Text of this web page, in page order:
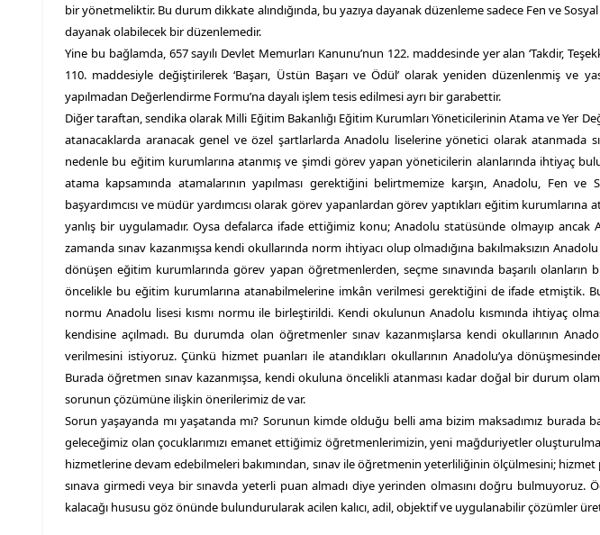
bir yönetmeliktir. Bu durum dikkate alındığında, bu yazıya dayanak düzenleme sadece Fen ve
dayanak olabilecek bir düzenlemedir.
Yine bu bağlamda, 657 sayılı Devlet Memurları Kanunu’nun 122. maddesinde yer alan ‘Takdir,
110. maddesiyle değiştirilerek ‘Başarı, Üstün Başarı ve Ödül’ olarak yeniden düzenlenmiş ve
yapılmadan Değerlendirme Formu’na dayalı işlem tesis edilmesi ayrı bir garabettir.
Diğer taraftan, sendika olarak Milli Eğitim Bakanlığı Eğitim Kurumları Yöneticilerinin Atama ve Yer
atanacaklarda aranacak genel ve özel şartlarlarda Anadolu liselerine yönetici olarak atanmada
nedenle bu eğitim kurumlarına atanmış ve şimdi görev yapan yöneticilerin alanlarında ihtiyaç
atama kapsamında atamalarının yapılması gerektiğini belirtmemize karşın, Anadolu, Fen
başyardımcısı ve müdür yardımcısı olarak görev yapanlardan görev yaptıkları eğitim kurumlarına
yanlış bir uygulamadır. Oysa defalarca ifade ettiğimiz konu; Anadolu statüsünde olmayıp ancak
zamanda sınav kazanmışsa kendi okullarında norm ihtiyacı olup olmadığına bakılmaksızın
dönüşen eğitim kurumlarında görev yapan öğretmenlerden, seçme sınavında başarılı
öncelikle bu eğitim kurumlarına atanabilmelerine imkân verilmesi gerektiğini de ifade etmiştik.
normu Anadolu lisesi kısmı normu ile birleştirildi. Kendi okulunun Anadolu kısmında ihtiyaç
kendisine açılmadı. Bu durumda olan öğretmenler sınav kazanmışlarsa kendi okullarının
verilmesini istiyoruz. Çünkü hizmet puanları ile atandıkları okullarının Anadolu’ya
Burada öğretmen sınav kazanmışsa, kendi okuluna öncelikli atanması kadar doğal bir durum
sorunun çözümüne ilişkin önerilerimiz de var.
Sorun yaşayanda mı yaşatanda mı? Sorunun kimde olduğu belli ama bizim maksadımız burada
geleceğimiz olan çocuklarımızı emanet ettiğimiz öğretmenlerimizin, yeni mağduriyetler
hizmetlerine devam edebilmeleri bakımından, sınav ile öğretmenin yeterliliğinin ölçülmesini;
sınava girmedi veya bir sınavda yeterli puan almadı diye yerinden olmasını doğru
kalacağı hususu göz önünde bulundurularak acilen kalıcı, adil, objektif ve uygulanabilir çözümler